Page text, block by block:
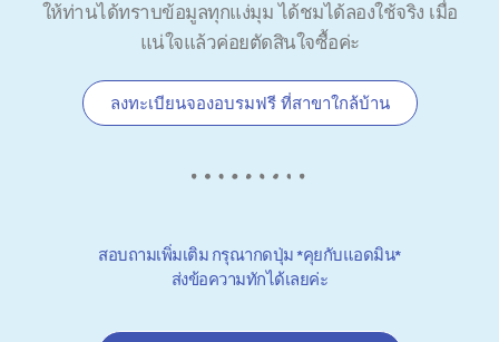
ให้ท่านได้ทราบข้อมูลทุกแง่มุม ได้ชมได้ลองใช้จริง เมื่อ
แน่ใจแล้วค่อยตัดสินใจซื้อค่ะ
ลงทะเบียนจองอบรมฟรี ที่สาขาใกล้บ้าน
สอบถามเพิ่มเติม กรุณากดปุ่ม *คุยกับแอดมิน*
ส่งข้อความทักได้เลยค่ะ